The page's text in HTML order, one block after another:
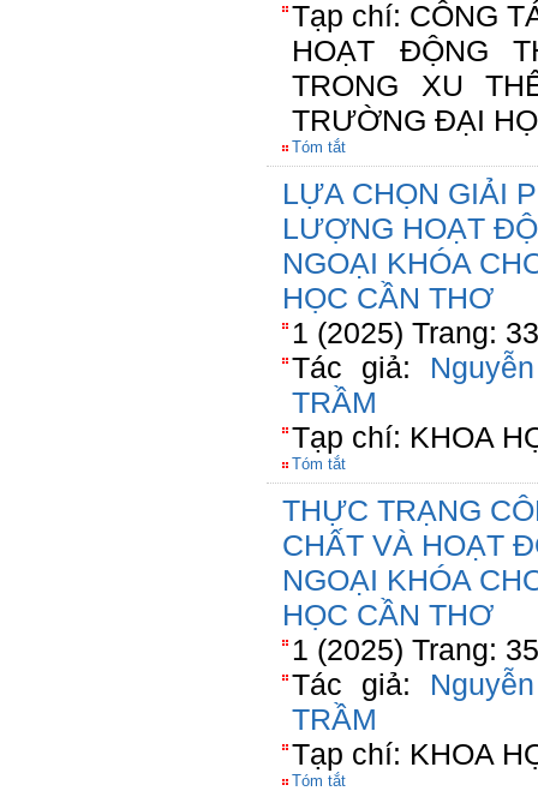
Tạp chí: CÔNG
HOẠT ĐỘNG
TRONG XU
TRƯỜNG ĐẠI
Tóm tắt
LỰA CHỌN GIẢI
LƯỢNG HOẠT
NGOẠI KHÓA
HỌC CẦN THƠ
1 (2025) Trang:
Tác giả:
TRẦM
Tạp chí: KHOA
Tóm tắt
THỰC TRẠNG
CHẤT VÀ HOẠT
NGOẠI KHÓA
HỌC CẦN THƠ
1 (2025) Trang:
Tác giả:
TRẦM
Tạp chí: KHOA
Tóm tắt